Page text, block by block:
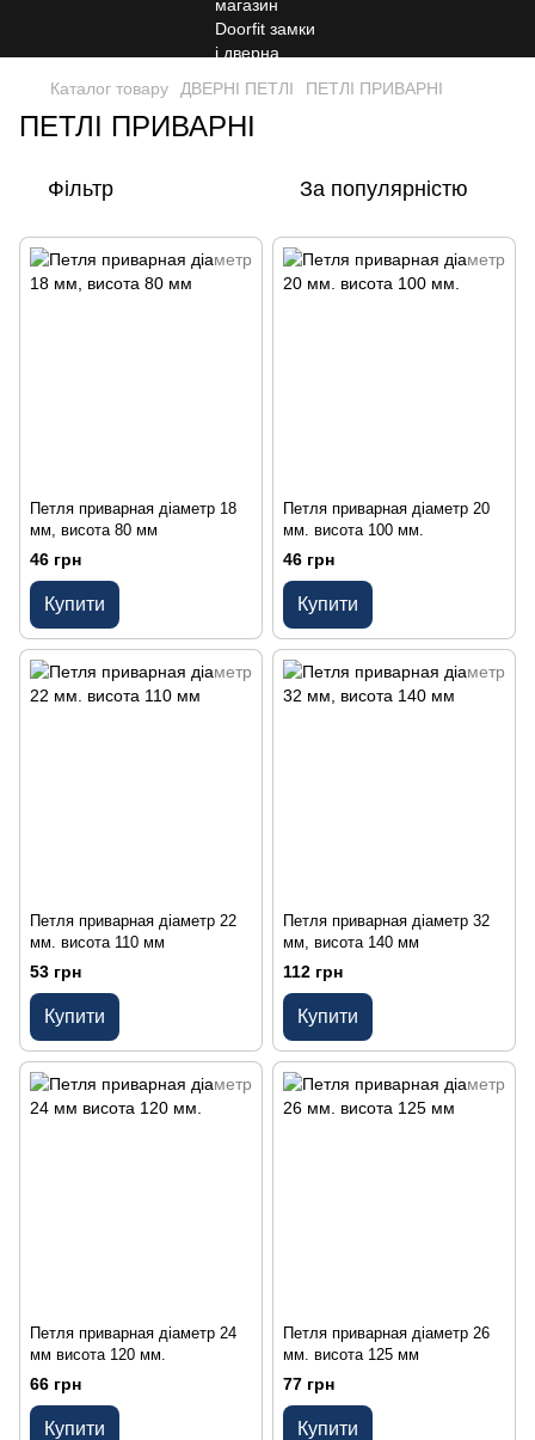
Каталог товару ДВЕРНІ ПЕТЛІ ПЕТЛІ ПРИВАРНІ
ПЕТЛІ ПРИВАРНІ
Фільтр За популярністю
Петля приварная діаметр 18
мм, висота 80 мм
46 грн
Купити
Петля приварная діаметр 20
мм. висота 100 мм.
46 грн
Купити
Петля приварная діаметр 22
мм. висота 110 мм
53 грн
Купити
Петля приварная діаметр 32
мм, висота 140 мм
112 грн
Купити
Петля приварная діаметр 24
мм висота 120 мм.
66 грн
Купити
Петля приварная діаметр 26
мм. висота 125 мм
77 грн
Купити